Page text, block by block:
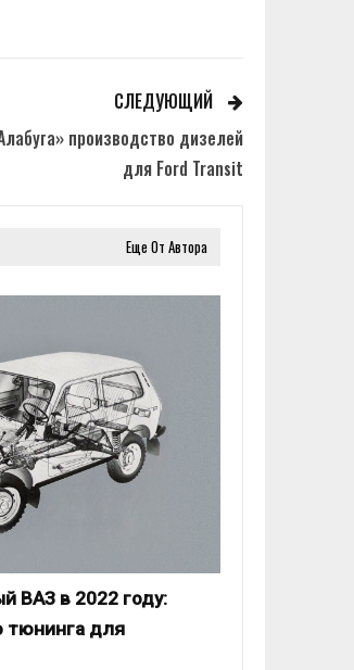
СЛЕДУЮЩИЙ
производство дизелей
для Ford Transit
Еще От Автора
ВАЗ в 2022 году:
тюнинга для